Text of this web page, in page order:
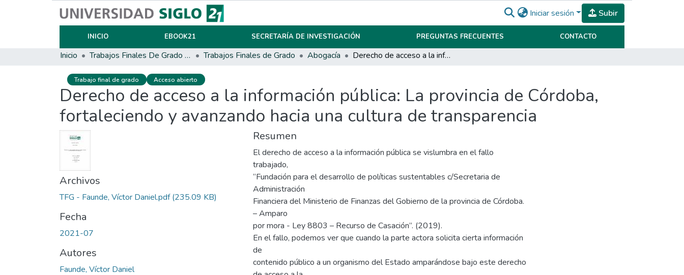
Iniciar sesión Subir
INICIO EBOOK21 SECRETARÍA DE INVESTIGACIÓN PREGUNTAS FRECUENTES CONTACTO
Inicio Trabajos Finales De Grado Y Posgrado Trabajos Finales de Grado Abogacía Derecho de acceso a la información pública: La provincia de Córdoba, fortaleciendo y avanzando hacia una cultura de transparencia
Trabajo final de grado Acceso abierto
Derecho de acceso a la información pública: La provincia de Córdoba,
fortaleciendo y avanzando hacia una cultura de transparencia
Archivos
TFG - Faunde, Víctor Daniel.pdf(235.09 KB)
Fecha
2021-07
Autores
Faunde, Víctor Daniel
Resumen
El derecho de acceso a la información pública se vislumbra en el fallo
trabajado,
“Fundación para el desarrollo de políticas sustentables c/Secretaria de
Administración
Financiera del Ministerio de Finanzas del Gobierno de la provincia de Córdoba.
– Amparo
por mora - Ley 8803 – Recurso de Casación”. (2019).
En el fallo, podemos ver que cuando la parte actora solicita cierta información
de
contenido público a un organismo del Estado amparándose bajo este derecho